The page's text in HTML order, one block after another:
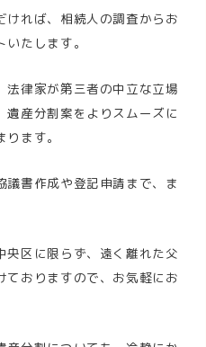
ければ、相続人の調査からお
たします。
法律家が第三者の中立な立場
産分割案をよりスムーズに
ます。
書作成や登記申請まで、ま
央区に限らず、遠く離れた父
おりますので、お気軽にお